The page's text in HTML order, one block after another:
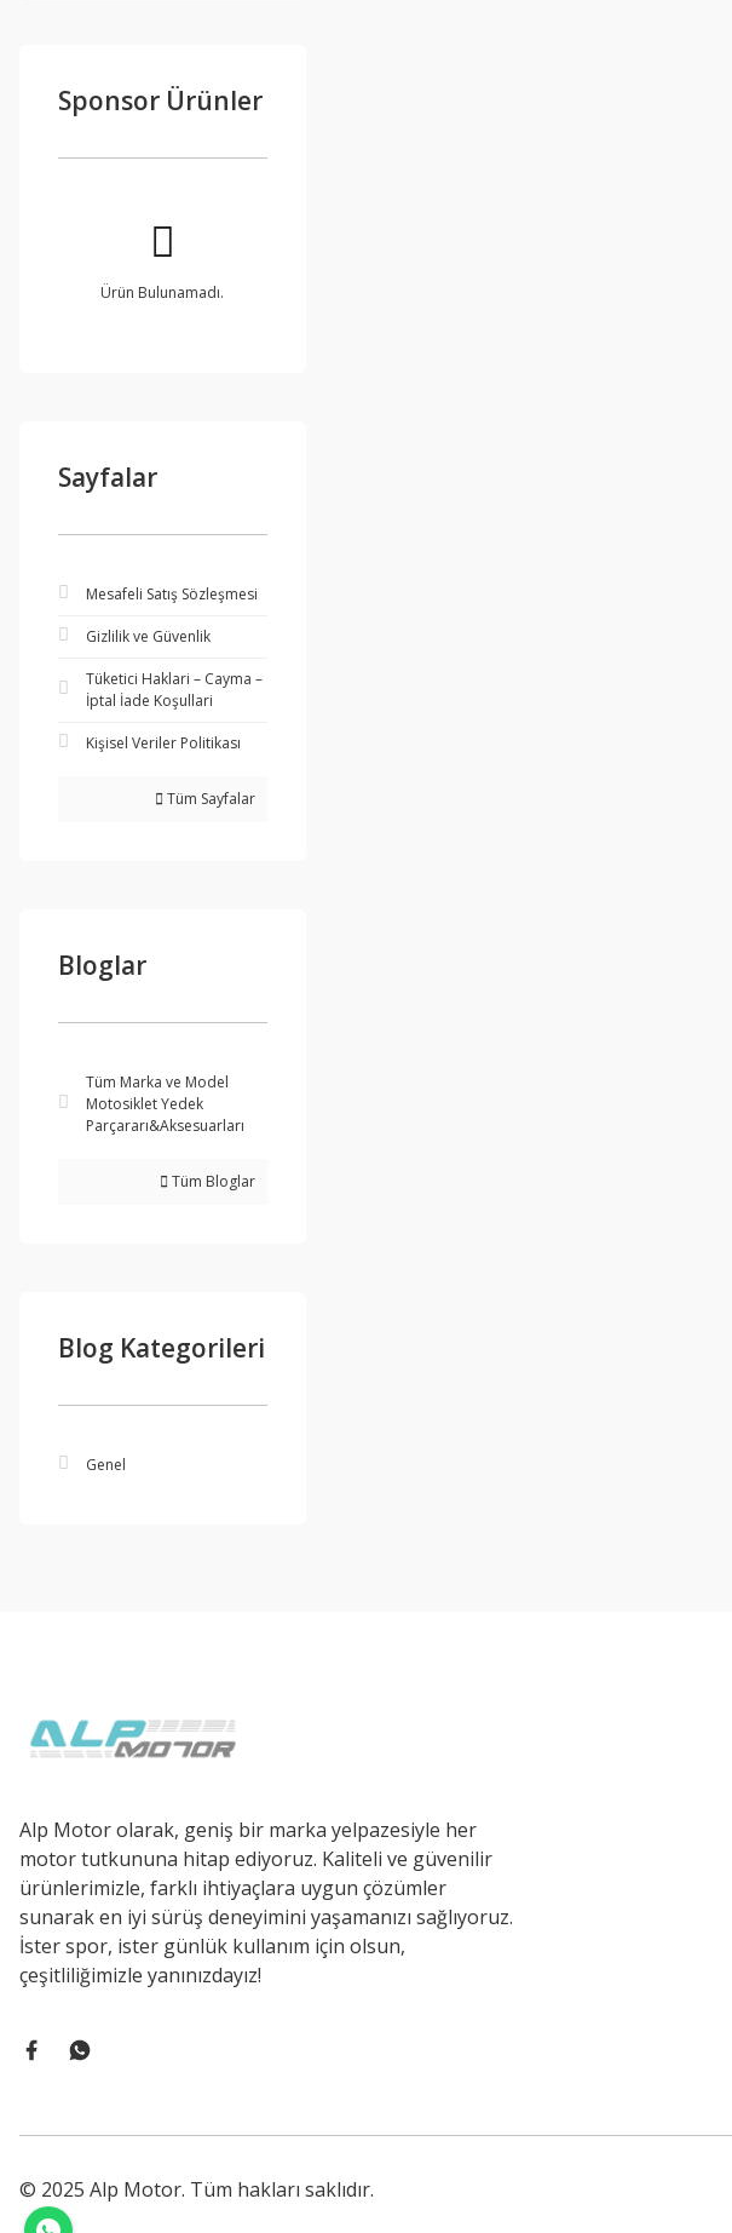
Sponsor Ürünler
Ürün Bulunamadı.
Sayfalar
Mesafeli Satış Sözleşmesi
Gizlilik ve Güvenlik
Tüketici Haklari – Cayma –
İptal İade Koşullari
Kişisel Veriler Politikası
Tüm Sayfalar
Bloglar
Tüm Marka ve Model
Motosiklet Yedek
Parçararı&Aksesuarları
Tüm Bloglar
Blog Kategorileri
Genel
Alp Motor olarak, geniş bir marka yelpazesiyle her
motor tutkununa hitap ediyoruz. Kaliteli ve güvenilir
ürünlerimizle, farklı ihtiyaçlara uygun çözümler
sunarak en iyi sürüş deneyimini yaşamanızı sağlıyoruz.
İster spor, ister günlük kullanım için olsun,
çeşitliliğimizle yanınızdayız!
© 2025 Alp Motor. Tüm hakları saklıdır.